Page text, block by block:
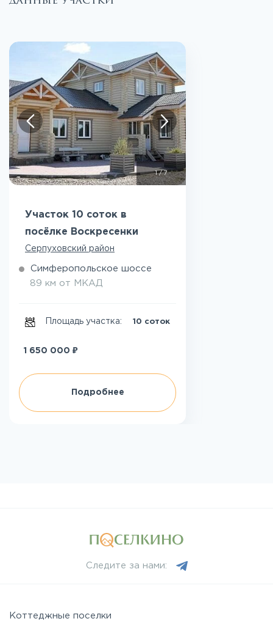
1/7
Участок 10 соток в
посёлке Воскресенки
Серпуховский район
Симферопольское шоссе
89 км от МКАД
Площадь участка: 10 соток
1 650 000 ₽
Подробнее
Следите за нами:
Коттеджные поселки